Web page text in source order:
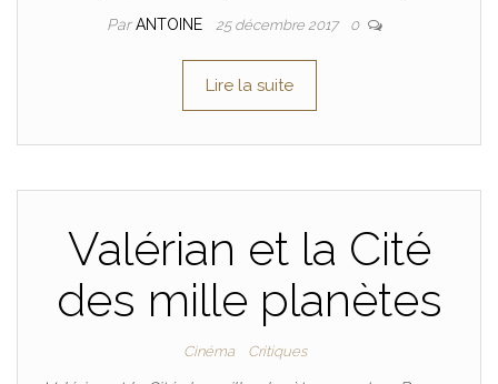
ParANTOINE 25 décembre 2017 0
Lire la suite
Valérian et la Cité
des mille planètes
Cinéma Critiques